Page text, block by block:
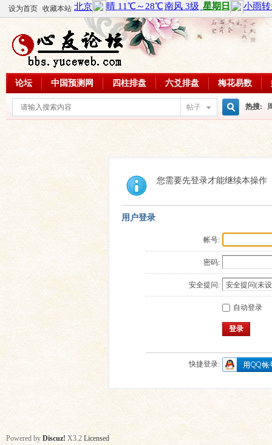
设为首页 收藏本站
论坛 中国预测网 四柱排盘 六爻排盘 梅花易数
帖子
索
热搜:
周易教
每日一
您需要先登录才能继续本操作
用户登录
帐号:
密码:
安全提问:
自动登录
登录
快捷登录:
Powered by Discuz! X3.2 Licensed